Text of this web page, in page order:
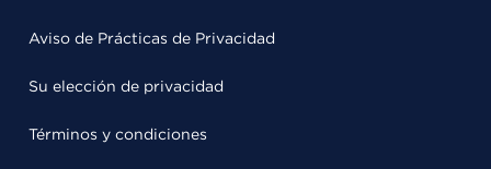
Aviso de Prácticas de Privacidad
Su elección de privacidad
Términos y condiciones